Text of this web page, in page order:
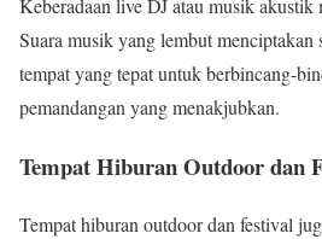
Keberadaan live DJ atau musik akustik
Suara musik yang lembut menciptakan
tempat yang tepat untuk berbincang-
pemandangan yang menakjubkan.
Tempat Hiburan Outdoor dan
Tempat hiburan outdoor dan festival